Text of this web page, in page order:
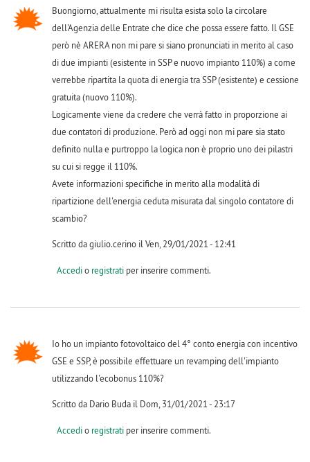
Buongiorno, attualmente mi risulta esista solo la circolare
dell'Agenzia delle Entrate che dice che possa essere fatto. Il GSE
però nè ARERA non mi pare si siano pronunciati in merito al caso
di due impianti (esistente in SSP e nuovo impianto 110%) a come
verrebbe ripartita la quota di energia tra SSP (esistente) e cessione
gratuita (nuovo 110%).
Logicamente viene da credere che verrà fatto in proporzione ai
due contatori di produzione. Però ad oggi non mi pare sia stato
definito nulla e purtroppo la logica non è proprio uno dei pilastri
su cui si regge il 110%.
Avete informazioni specifiche in merito alla modalità di
ripartizione dell'energia ceduta misurata dal singolo contatore di
scambio?
Scritto da giulio.cerino il Ven, 29/01/2021 - 12:41
Accedio registratiper inserire commenti.
Io ho un impianto fotovoltaico del 4° conto energia con incentivo
GSE e SSP, è possibile effettuare un revamping dell'impianto
utilizzando l'ecobonus 110%?
Scritto da Dario Buda il Dom, 31/01/2021 - 23:17
Accedio registratiper inserire commenti.